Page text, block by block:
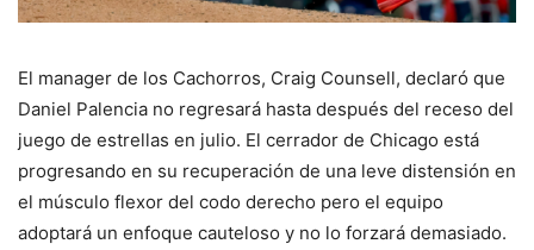
El manager de los Cachorros, Craig Counsell, declaró que
Daniel Palencia no regresará hasta después del receso del
juego de estrellas en julio. El cerrador de Chicago está
progresando en su recuperación de una leve distensión en
el músculo flexor del codo derecho pero el equipo
adoptará un enfoque cauteloso y no lo forzará demasiado.